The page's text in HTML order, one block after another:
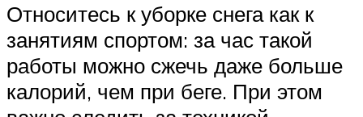
Относитесь к уборке снега как к
занятиям спортом: за час такой
работы можно сжечь даже больше
калорий, чем при беге. При этом